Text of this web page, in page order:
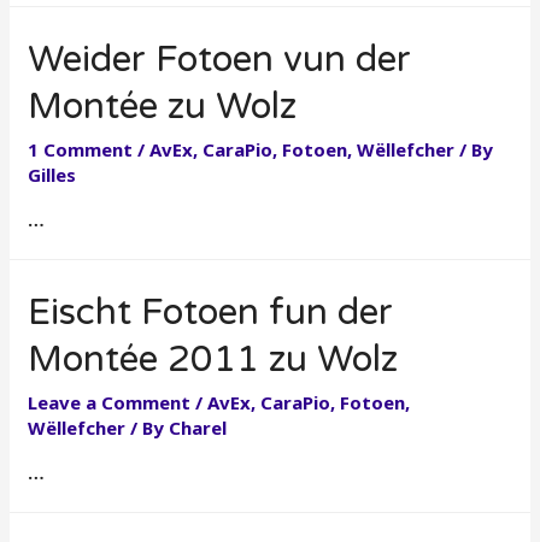
Weider Fotoen vun der
Montée zu Wolz
1 Comment /AvEx, CaraPio, Fotoen,Wëllefcher / By
Gilles
…
Eischt Fotoen fun der
Montée 2011 zu Wolz
Leave a Comment /AvEx, CaraPio, Fotoen,
Wëllefcher / By Charel
…